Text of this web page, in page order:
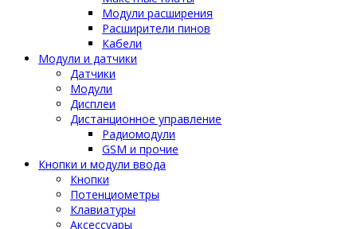
Модули расширения
Расширители пинов
Кабели
Модули и датчики
Датчики
Модули
Дисплеи
Дистанционное управление
Радиомодули
GSM и прочие
Кнопки и модули ввода
Кнопки
Потенциометры
Клавиатуры
Аксессуары